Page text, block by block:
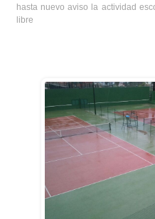
hasta nuevo aviso la actividad
libre